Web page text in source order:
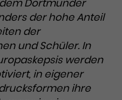
von Google
Das Cookie
auf unsere
sind.
Dortmunder
der hohe Anteil
der
und Schüler. In
werden
in eigener
ihre